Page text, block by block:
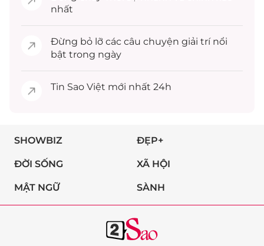
nhất
Đừng bỏ lỡ các câu chuyện giải trínổi
bật trong ngày
Tin Sao Việt mới nhất 24h
SHOWBIZ ĐẸP+
ĐỜI SỐNG XÃ HỘI
MẬT NGỮ SÀNH